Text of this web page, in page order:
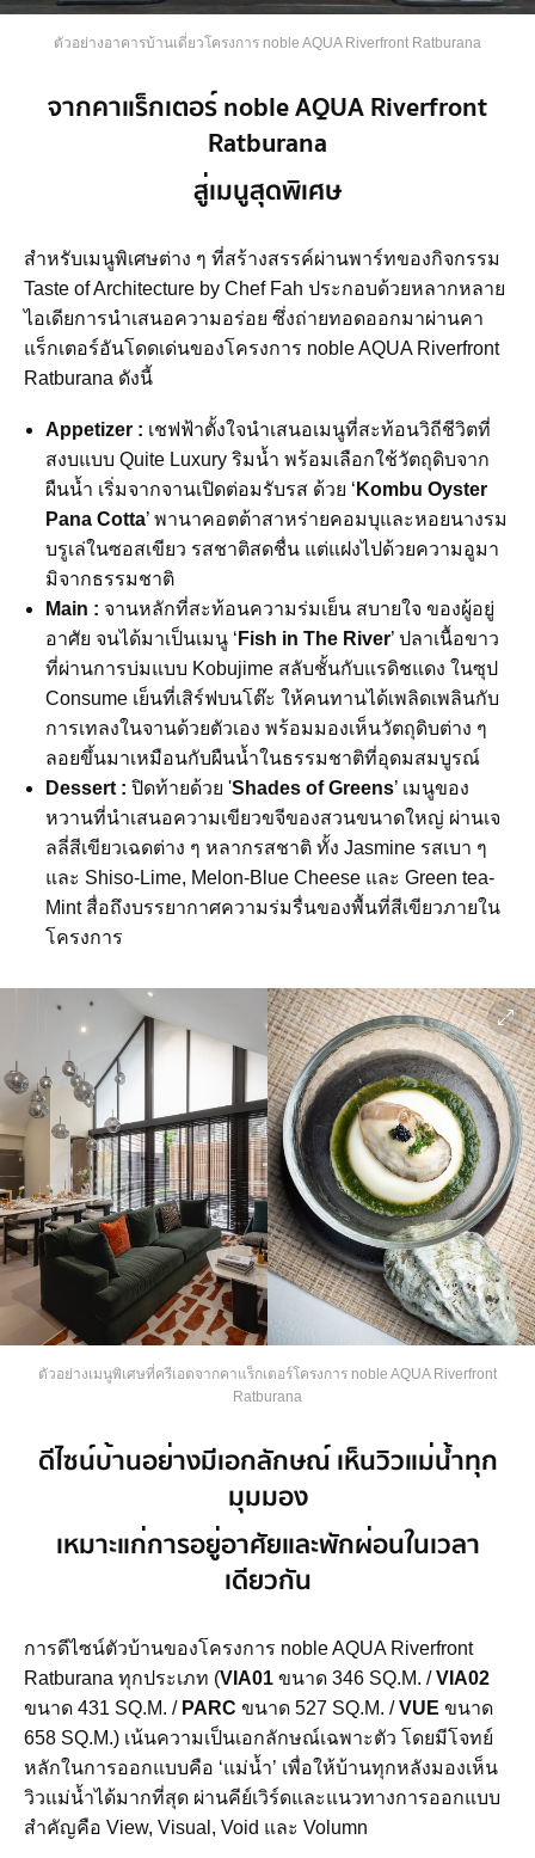
ตัวอย่างอาคารบ้านเดี่ยวโครงการ noble AQUA Riverfront Ratburana
จากคาแร็กเตอร์ noble AQUA Riverfront
Ratburana
สู่เมนูสุดพิเศษ
สำหรับเมนูพิเศษต่าง ๆ ที่สร้างสรรค์ผ่านพาร์ทของกิจกรรม
Taste of Architecture by Chef Fah ประกอบด้วยหลากหลาย
ไอเดียการนำเสนอความอร่อย ซึ่งถ่ายทอดออกมาผ่านคา
แร็กเตอร์อันโดดเด่นของโครงการ noble AQUA Riverfront
Ratburana ดังนี้
Appetizer : เชฟฟ้าตั้งใจนำเสนอเมนูที่สะท้อนวิถีชีวิตที่
สงบแบบ Quite Luxury ริมน้ำ พร้อมเลือกใช้วัตถุดิบจาก
ผืนน้ำ เริ่มจากจานเปิดต่อมรับรส ด้วย ‘ Kombu Oyster
Pana Cotta’ พานาคอตต้าสาหร่ายคอมบุและหอยนางรม
บรูเล่ในซอสเขียว รสชาติสดชื่น แต่แฝงไปด้วยความอูมา
มิจากธรรมชาติ
Main : จานหลักที่สะท้อนความร่มเย็น สบายใจ ของผู้อยู่
อาศัย จนได้มาเป็นเมนู ‘ Fish in The River’ ปลาเนื้อขาว
ที่ผ่านการบ่มแบบ Kobujime สลับชั้นกับแรดิชแดง ในซุป
Consume เย็นที่เสิร์ฟบนโต๊ะ ให้คนทานได้เพลิดเพลินกับ
การเทลงในจานด้วยตัวเอง พร้อมมองเห็นวัตถุดิบต่าง ๆ
ลอยขึ้นมาเหมือนกับผืนน้ำในธรรมชาติที่อุดมสมบูรณ์
Dessert : ปิดท้ายด้วย 'Shades of Greens’ เมนูของ
หวานที่นำเสนอความเขียวขจีของสวนขนาดใหญ่ ผ่านเจ
ลลี่สีเขียวเฉดต่าง ๆ หลากรสชาติ ทั้ง Jasmine รสเบา ๆ
และ Shiso-Lime, Melon-Blue Cheese และ Green tea-
Mint สื่อถึงบรรยากาศความร่มรื่นของพื้นที่สีเขียวภายใน
โครงการ
ตัวอย่างเมนูพิเศษที่ครีเอตจากคาแร็กเตอร์โครงการ noble AQUA Riverfront
Ratburana
ดีไซน์บ้านอย่างมีเอกลักษณ์ เห็นวิวแม่น้ำทุก
มุมมอง
เหมาะแก่การอยู่อาศัยและพักผ่อนในเวลา
เดียวกัน
การดีไซน์ตัวบ้านของโครงการ noble AQUA Riverfront
Ratburana ทุกประเภท (VIA01 ขนาด 346 SQ.M. /VIA02
ขนาด 431 SQ.M. / PARC ขนาด 527 SQ.M. /VUE ขนาด
658 SQ.M.) เน้นความเป็นเอกลักษณ์เฉพาะตัว โดยมีโจทย์
หลักในการออกแบบคือ ‘แม่น้ำ’ เพื่อให้บ้านทุกหลังมองเห็น
วิวแม่น้ำได้มากที่สุด ผ่านคีย์เวิร์ดและแนวทางการออกแบบ
สำคัญคือ View, Visual, Void และ Volumn